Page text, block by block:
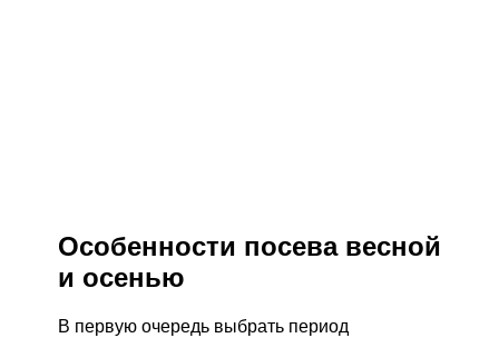
Особенности посева весной
и осенью
В первую очередь выбрать период